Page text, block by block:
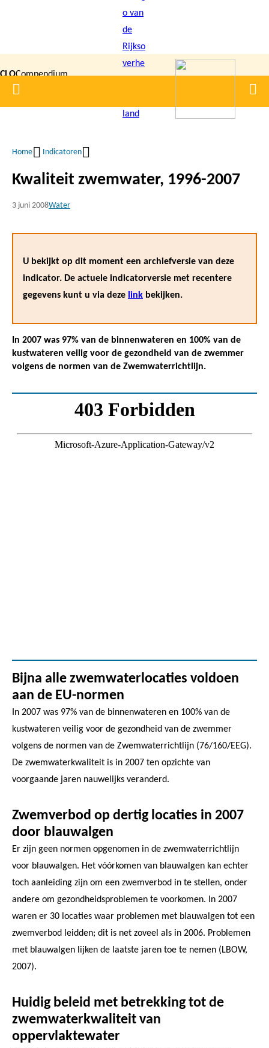
inhoud
gaan
CLOCompendium
voor de
Home
Kruimelpad
Home Indicatoren
Kwaliteit zwemwater, 1996-2007
3 juni 2008Water
U bekijkt op dit moment een archiefversie van deze
indicator. De actuele indicatorversie met recentere
gegevens kunt u via deze link bekijken.
In 2007 was 97% van de binnenwateren en 100% van de
kustwateren veilig voor de gezondheid van de zwemmer
volgens de normen van de Zwemwaterrichtlijn.
Bijna alle zwemwaterlocaties voldoen
aan de EU-normen
In 2007 was 97% van de binnenwateren en 100% van de
kustwateren veilig voor de gezondheid van de zwemmer
volgens de normen van de Zwemwaterrichtlijn (76/160/EEG).
De zwemwaterkwaliteit is in 2007 ten opzichte van
voorgaande jaren nauwelijks veranderd.
Zwemverbod op dertig locaties in 2007
door blauwalgen
Er zijn geen normen opgenomen in de zwemwaterrichtlijn
voor blauwalgen. Het vóórkomen van blauwalgen kan echter
toch aanleiding zijn om een zwemverbod in te stellen, onder
andere om gezondheidsproblemen te voorkomen. In 2007
waren er 30 locaties waar problemen met blauwalgen tot een
zwemverbod leidden; dit is net zoveel als in 2006. Problemen
met blauwalgen lijken de laatste jaren toe te nemen (LBOW,
2007).
Huidig beleid met betrekking tot de
zwemwaterkwaliteit van
oppervlaktewater